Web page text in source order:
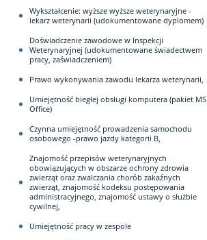
Wykształcenie: wyższe wyższe weterynaryjne -
lekarz weterynarii (udokumentowane dyplomem)
Doświadczenie zawodowe w Inspekcji
Weterynaryjnej (udokumentowane świadectwem
pracy, zaświadczeniem)
Prawo wykonywania zawodu lekarza weterynarii,
Umiejętność biegłej obsługi komputera (pakiet MS
Office)
Czynna umiejętność prowadzenia samochodu
osobowego -prawo jazdy kategorii B,
Znajomość przepisów weterynaryjnych
obowiązujących w obszarze ochrony zdrowia
zwierząt oraz zwalczania chorób zakaźnych
zwierząt, znajomość kodeksu postępowania
administracyjnego, znajomość ustawy o służbie
cywilnej,
Umiejętność pracy w zespole